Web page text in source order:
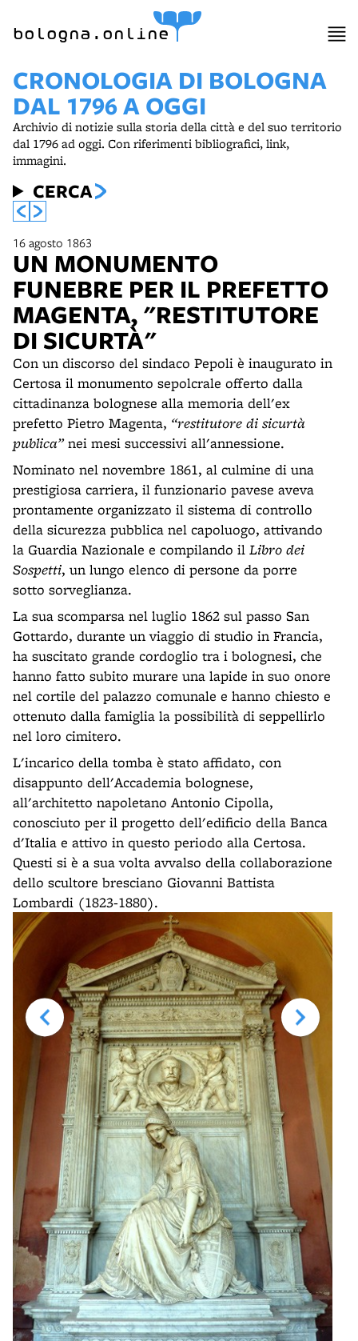
bologna.online
CRONOLOGIA DI BOLOGNA
DAL 1796 A OGGI
Archivio di notizie sulla storia della città e del suo territorio
dal 1796 ad oggi. Con riferimenti bibliografici, link,
immagini.
CERCA
16 agosto 1863
UN MONUMENTO
FUNEBRE PER IL PREFETTO
MAGENTA, "RESTITUTORE
DI SICURTÀ"
Con un discorso del sindaco Pepoli è inaugurato in
Certosa il monumento sepolcrale offerto dalla
cittadinanza bolognese alla memoria dell'ex
prefetto Pietro Magenta, “restitutore di sicurtà
publica”nei mesi successivi all'annessione.
Nominato nel novembre 1861, al culmine di una
prestigiosa carriera, il funzionario pavese aveva
prontamente organizzato il sistema di controllo
della sicurezza pubblica nel capoluogo, attivando
la Guardia Nazionale e compilando il Libro dei
Sospetti, un lungo elenco di persone da porre
sotto sorveglianza.
La sua scomparsa nel luglio 1862 sul passo San
Gottardo, durante un viaggio di studio in Francia,
ha suscitato grande cordoglio tra i bolognesi, che
hanno fatto subito murare una lapide in suo onore
nel cortile del palazzo comunale e hanno chiesto e
ottenuto dalla famiglia la possibilità di seppellirlo
nel loro cimitero.
L'incarico della tomba è stato affidato, con
disappunto dell'Accademia bolognese,
all'architetto napoletano Antonio Cipolla,
conosciuto per il progetto dell'edificio della Banca
d'Italia e attivo in questo periodo alla Certosa.
Questi si è a sua volta avvalso della collaborazione
dello scultore bresciano Giovanni Battista
Lombardi (1823-1880).